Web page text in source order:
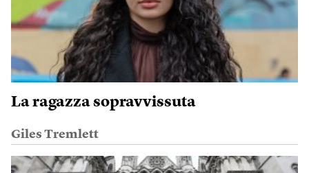
La ragazza sopravvissuta
Giles Tremlett